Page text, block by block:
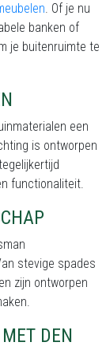
. Of je nu
banken of
je buitenruimte te
een
is ontworpen
functionaliteit.
stevige spades
zijn ontworpen
DEN